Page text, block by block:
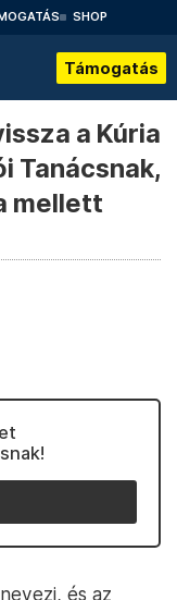
SHOP
Támogatás
a Kúria
Tanácsnak,
mellett
és az